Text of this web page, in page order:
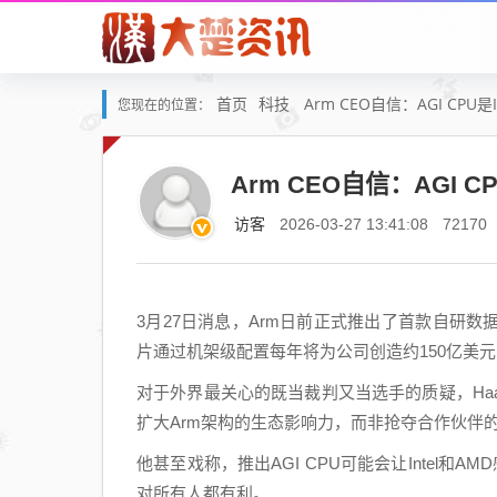
您现在的位置： 首页 科技 Arm CEO自信：AGI CPU
Arm CEO自信：AGI
访客 2026-03-27 13:41:08 72170
3月27日消息，Arm日前正式推出了首款自研数
片通过机架级配置每年将为公司创造约150亿美
对于外界最关心的既当裁判又当选手的质疑，
扩大Arm架构的生态影响力，而非抢夺合作伙伴
他甚至戏称，推出AGI CPU可能会让Intel和
对所有人都有利。